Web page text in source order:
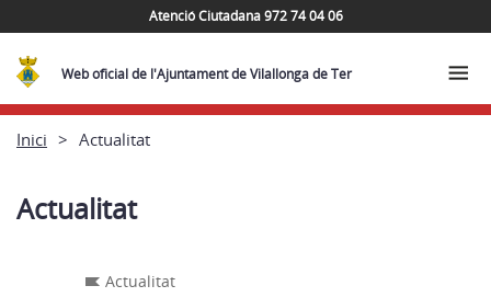
Atenció Ciutadana 972 74 04 06
Web oficial de l'Ajuntament de Vilallonga de Ter
Inici Actualitat
Actualitat
Actualitat